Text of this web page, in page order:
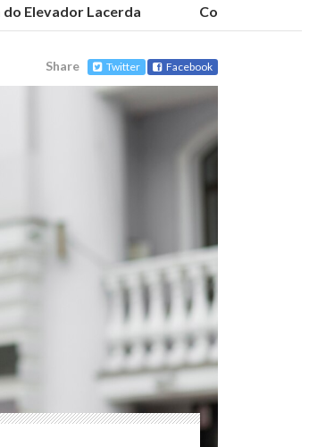
Elevador Lacerda Conheça as
Share Twitter Facebook